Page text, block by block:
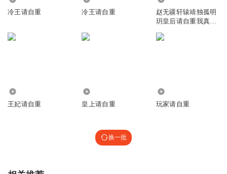
事
3
_七喜___
冷王请自重 冷王请自重
赵无疆轩辕靖独孤明
玥皇后请自重我真不
王妃请自重 皇上请自重 玩家请自重
换一批